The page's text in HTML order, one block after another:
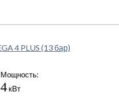
4 PLUS (13 бар)
Мощность:
4 кВт